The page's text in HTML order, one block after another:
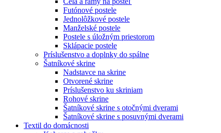
Futónové postele
Jednolôžkové postele
Manželské postele
Postele s úložným priestorom
Sklápacie postele
Príslušenstvo a doplnky do spálne
Šatníkové skrine
Nadstavce na skrine
Otvorené skrine
Príslušenstvo ku skriniam
Rohové skrine
Šatníkové skrine s otočnými dverami
Šatníkové skrine s posuvnými dverami
Textil do domácnosti